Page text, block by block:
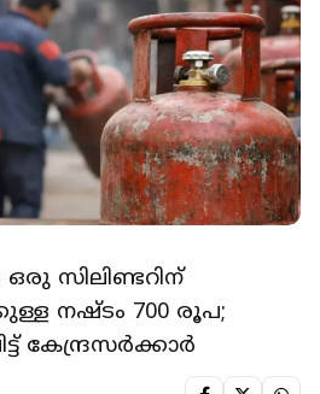
ഒരു സിലിണ്ടറിന്
നഷ്ടം 700 രൂപ;
കേന്ദ്രസർക്കാർ